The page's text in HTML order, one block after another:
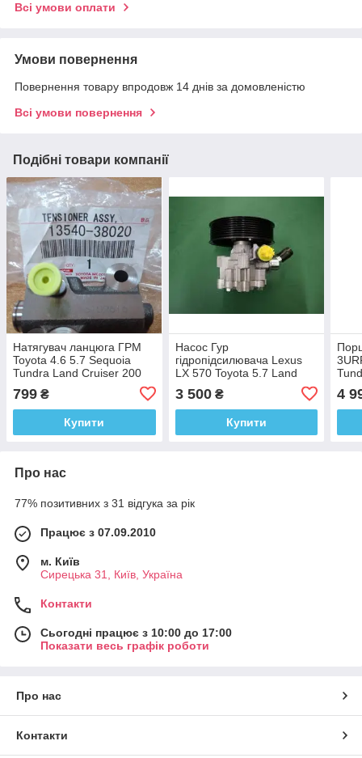
Всі умови оплати
Умови повернення
Повернення товару впродовж 14 днів за домовленістю
Всі умови повернення
Подібні товари компанії
Натягувач ланцюга ГРМ
Toyota 4.6 5.7 Sequoia
Tundra Land Cruiser 200
Lexus LS 460 GX 460 LX
570 13540-38020
799 ₴
Купити
Насос Гур
гідропідсилювача Lexus
LX 570 Toyota 5.7 Land
Cruiser 200 44310-60490
3 500₴
Купити
4
Про нас
77% позитивних з 31 відгука за рік
Працює з 07.09.2010
м. Київ
Сирецька 31, Київ, Україна
Контакти
Сьогодні працює з 10:00 до 17:00
Показати весь графік роботи
Про нас
Контакти